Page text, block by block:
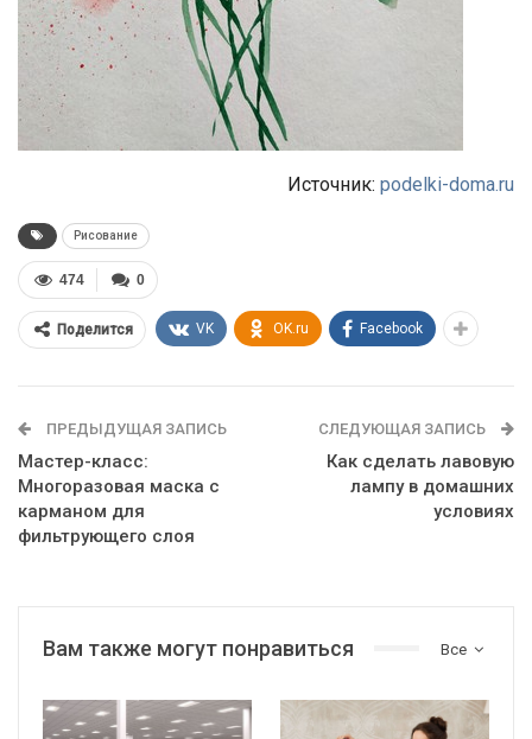
Источник: podelki-doma.ru
Рисование
0
474
Поделится VK OK.ru Facebook
ПРЕДЫДУЩАЯ ЗАПИСЬ
Мастер-класс:
Многоразовая маска с
карманом для
фильтрующего слоя
СЛЕДУЮЩАЯ ЗАПИСЬ
Как сделать лавовую
лампу в домашних
условиях
Все
Вам также могут понравиться